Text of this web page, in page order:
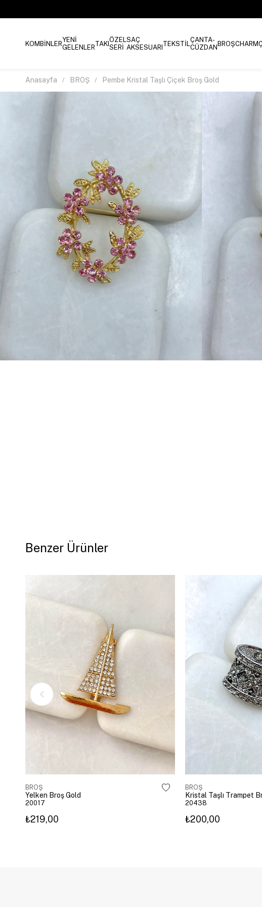
KOMBİNLERYENİ
GELENLERTAKIÖZEL
SERİ
SAÇ
AKSESUARI TEKSTİLÇANTA-
CÜZDANBROŞCHARM
Anasayfa BROŞ Pembe Kristal Taşlı Çiçek Broş Gold
Benzer Ürünler
BROŞ
Yelken Broş Gold
20017
₺219,00
BROŞ
Kristal Taşlı Trampet
20438
₺200,00